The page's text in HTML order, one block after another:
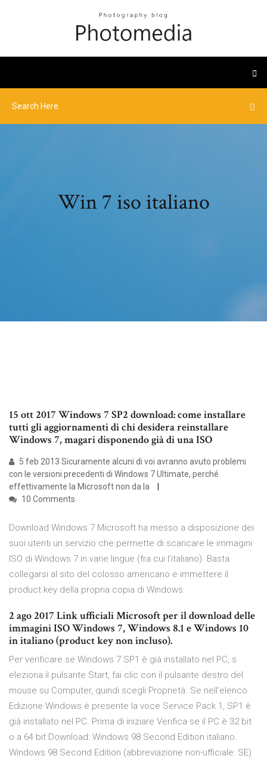
Win 7 iso italiano
15 ott 2017 Windows 7 SP2 download: come installare
tutti gli aggiornamenti di chi desidera reinstallare
Windows 7, magari disponendo già di una ISO
5 feb 2013 Sicuramente alcuni di voi avranno avuto problemi
con le versioni precedenti di Windows 7 Ultimate, perché
effettivamente la Microsoft non da la
10 Comments
Download Windows 7 Microsoft ha messo a disposizione dei
suoi utenti un servizio che permette di scaricare le immagini
ISO di Windows 7 in varie lingue (fra cui l’italiano). Basta
collegarsi al sito del colosso americano e immettere il
product key della propria copia di Windows.
2 ago 2017 Link ufficiali Microsoft per il download delle
immagini ISO Windows 7, Windows 8.1 e Windows 10
in italiano (product key non incluso).
Per verificare se Windows 7 SP1 è già installato nel PC, s
eleziona il pulsante Start, fai clic con il pulsante destro del
mouse su Computer, quindi scegli Proprietà. Se nell'elenco
Edizione Windows è presente la voce Service Pack 1, SP1 è
già installato nel PC. Prima di iniziare Verifica se il PC è 32 bit
o a 64 bit Download: Windows 98 Second Edition italiano.
Windows 98 Second Edition (abbreviazione non-ufficiale: SE)